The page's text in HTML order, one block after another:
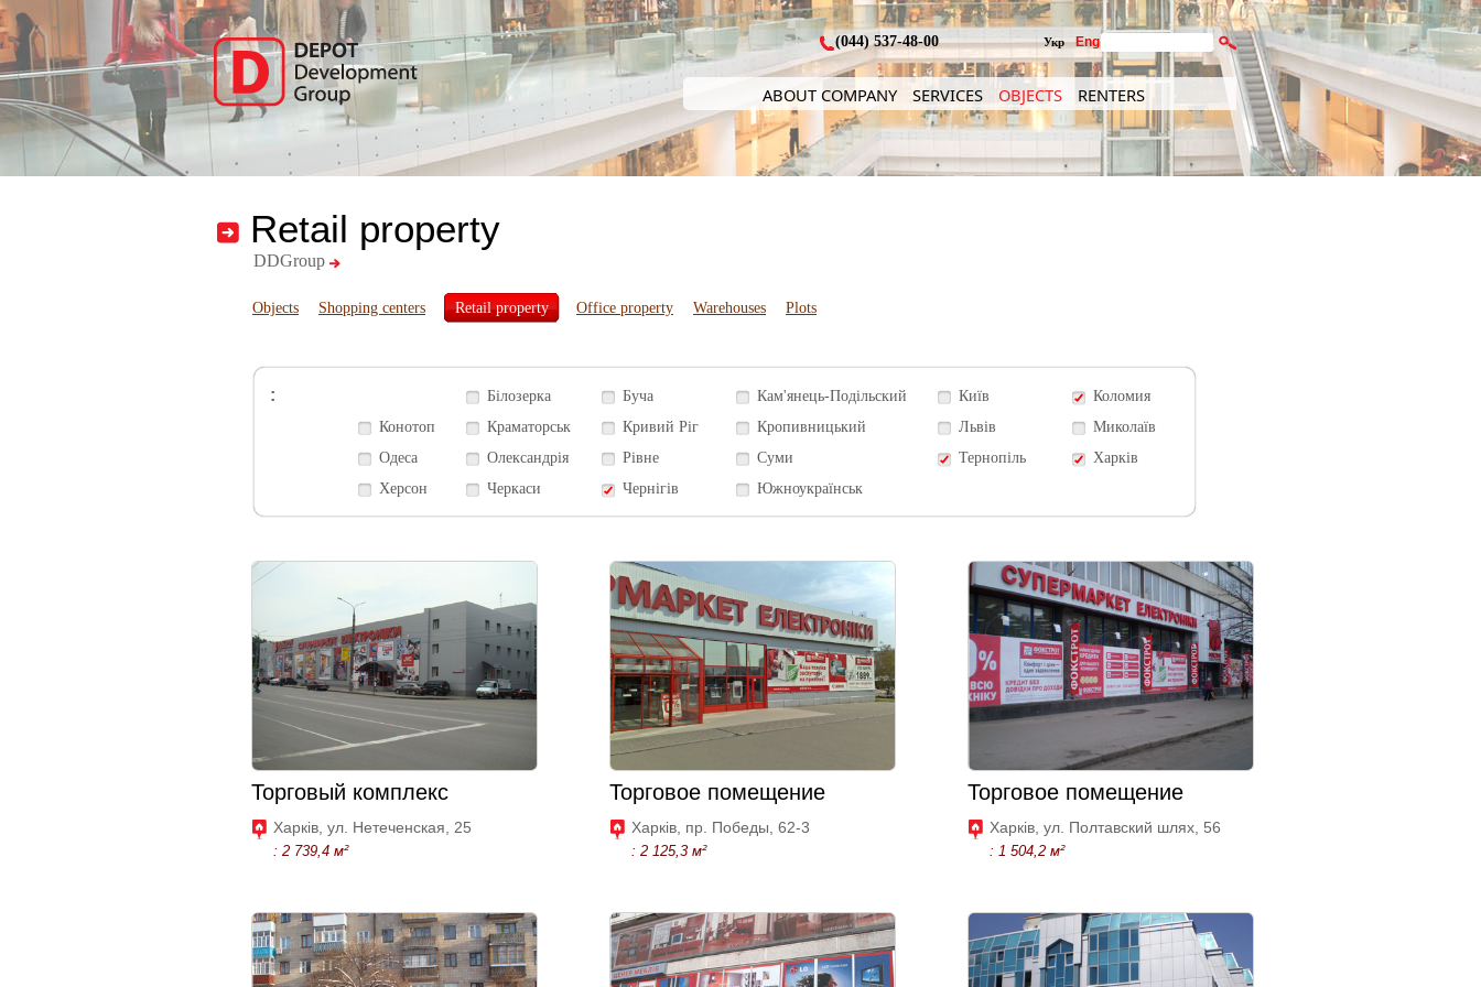
(044) 537-48-00 Укр Eng
ABOUT COMPANY SERVICES OBJECTS RENTERS
Retail property
DDGroup
Objects Shopping centers Retail property Office property Warehouses Plots
: Білозерка Буча Кам'янець-Подільский Київ
Коломия
Конотоп
Краматорськ Кривий Ріг Кропивницький Львів
Миколаїв
Одеса
Олександрія Рівне Суми Тернопіль
Харків
Херсон
Черкаси Чернігів Южноукраїнськ
Торговый комплекс
Харків, ул. Нетеченская, 25
: 2 739,4 м²
Торговое помещение
Харків, пр. Победы, 62-3
: 2 125,3 м²
Торговое помещение
Харків, ул. Полтавский шлях, 56
: 1 504,2 м²